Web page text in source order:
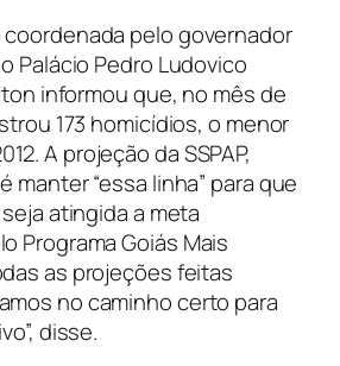
pelo governador
Palácio Pedro Ludovico
informou que, no mês de
173 homicídios, o menor
A projeção da SSPAP,
manter “essa linha” para que
atingida a meta
Programa Goiás Mais
as projeções feitas
no caminho certo para
disse.